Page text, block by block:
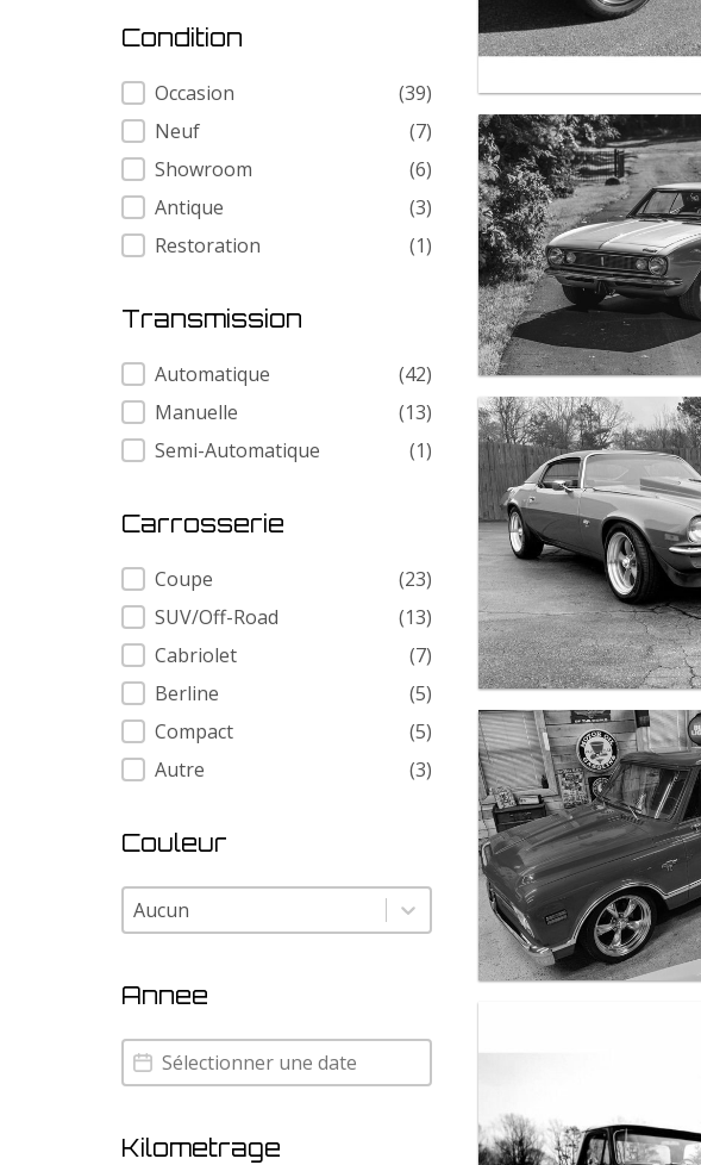
Condition
Condition
Occasion
(39)
Neuf
(7)
Showroom
(6)
Antique
(3)
Restoration
(1)
Transmission
Transmission
Automatique
(42)
Manuelle
(13)
Semi-Automatique
(1)
Carrosserie
Carrosserie
Coupe
(23)
SUV/Off-Road
(13)
Cabriolet
(7)
Berline
(5)
Compact
(5)
Autre
(3)
Couleur
Couleur
Couleur
Annee
Annee
Annee
Kilometrage